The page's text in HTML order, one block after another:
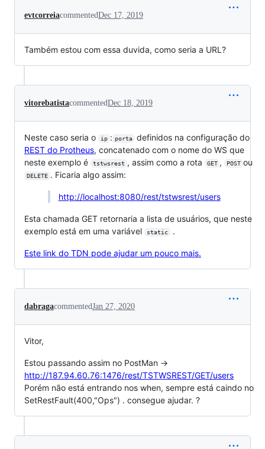
evtcorreiacommentedDec 17, 2019
Também estou com essa duvida, como seria a URL?
vitorebatistacommentedDec 18, 2019
Neste caso seria o ip : porta
definidos na configuração do
REST do Protheus, concatenado com o nome do WS que
neste exemplo é
tstwsrest , assim como a rota GET , POST ou
DELETE . Ficaria algo assim:
http://localhost:8080/rest/tstwsrest/users
Esta chamada GET retornaria a lista de usuários, que neste
exemplo está em uma variável
static .
Este link do TDN pode ajudar um pouco mais.
dabragacommentedJan 27, 2020
Vitor,
Estou passando assim no PostMan ->
http://187.94.60.76:1476/rest/TSTWSREST/GET/users
Porém não está entrando nos when, sempre está caindo no
SetRestFault(400,"Ops") . consegue ajudar. ?